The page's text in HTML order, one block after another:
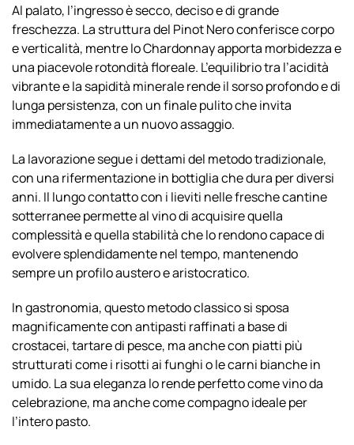
Al palato, l’ingresso è secco, deciso e di grande
freschezza. La struttura del Pinot Nero conferisce corpo
e verticalità, mentre lo Chardonnay apporta morbidezza e
una piacevole rotondità floreale. L’equilibrio tra l’acidità
vibrante e la sapidità minerale rende il sorso profondo e di
lunga persistenza, con un finale pulito che invita
immediatamente a un nuovo assaggio.
La lavorazione segue i dettami del metodo tradizionale,
con una rifermentazione in bottiglia che dura per diversi
anni. Il lungo contatto con i lieviti nelle fresche cantine
sotterranee permette al vino di acquisire quella
complessità e quella stabilità che lo rendono capace di
evolvere splendidamente nel tempo, mantenendo
sempre un profilo austero e aristocratico.
In gastronomia, questo metodo classico si sposa
magnificamente con antipasti raffinati a base di
crostacei, tartare di pesce, ma anche con piatti più
strutturati come i risotti ai funghi o le carni bianche in
umido. La sua eleganza lo rende perfetto come vino da
celebrazione, ma anche come compagno ideale per
l’intero pasto.